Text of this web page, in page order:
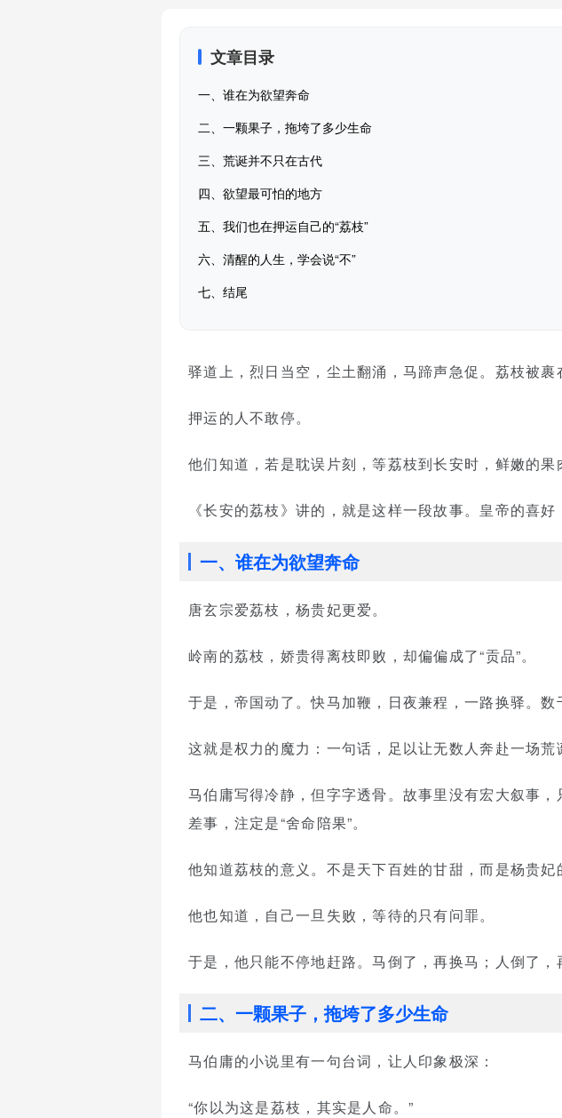
文章目录
一、谁在为欲望奔命
二、一颗果子，拖垮了多少生命
三、荒诞并不只在古代
四、欲望最可怕的地方
五、我们也在押运自己的“荔枝”
六、清醒的人生，学会说“不”
七、结尾
驿道上，烈日当空，尘土翻涌，马蹄声急促。荔枝被
押运的人不敢停。
他们知道，若是耽误片刻，等荔枝到长安时，鲜嫩的
《长安的荔枝》讲的，就是这样一段故事。皇帝的喜
一、谁在为欲望奔命
唐玄宗爱荔枝，杨贵妃更爱。
岭南的荔枝，娇贵得离枝即败，却偏偏成了“贡品”。
于是，帝国动了。快马加鞭，日夜兼程，一路换驿。数
这就是权力的魔力：一句话，足以让无数人奔赴一场荒
马伯庸写得冷静，但字字透骨。故事里没有宏大叙事
差事，注定是“舍命陪果”。
他知道荔枝的意义。不是天下百姓的甘甜，而是杨贵妃
他也知道，自己一旦失败，等待的只有问罪。
于是，他只能不停地赶路。马倒了，再换马；人倒了
二、一颗果子，拖垮了多少生命
马伯庸的小说里有一句台词，让人印象极深：
“你以为这是荔枝，其实是人命。”